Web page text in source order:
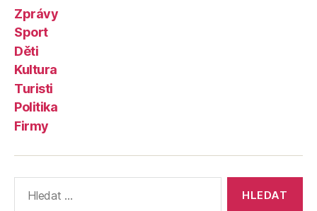
Zprávy
Sport
Děti
Kultura
Turisti
Politika
Firmy
vyhledávání: